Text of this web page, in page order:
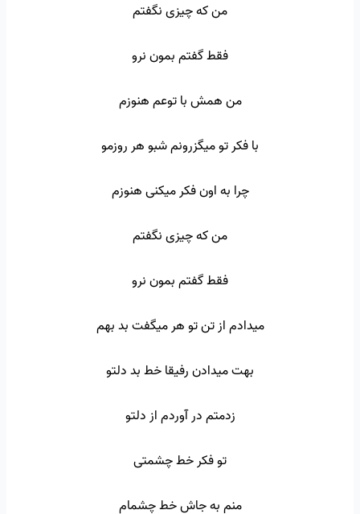
من که چیزی نگفتم
فقط گفتم بمون نرو
من همش با توعم هنوزم
با فکر تو میگزرونم شبو هر روزمو
چرا به اون فکر میکنی هنوزم
من که چیزی نگفتم
فقط گفتم بمون نرو
میدادم از تن تو هر میگفت بد بهم
بهت میدادن رفیقا خط بد دلتو
زدمتم در آوردم از دلتو
تو فکر خط چشمتی
منم به جاش خط چشمام